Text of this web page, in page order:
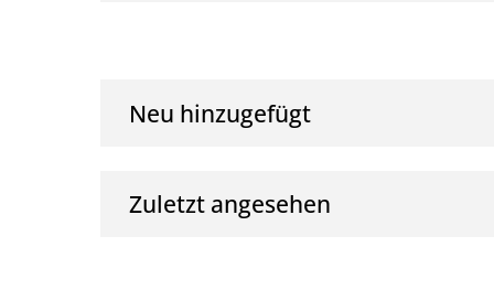
Neu hinzugefügt
Zuletzt angesehen